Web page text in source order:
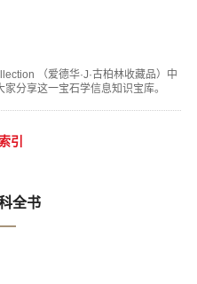
（爱德华·J·古柏林收藏品）中
分享这一宝石学信息知识宝库。
引
全书